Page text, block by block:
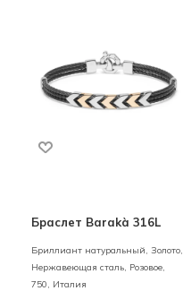
Браслет Barakà 316L
Бриллиант натуральный, Золото,
Нержавеющая сталь, Розовое,
750, Италия